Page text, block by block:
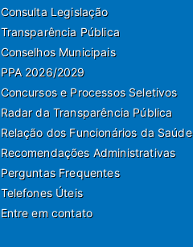
Consulta Legislação
Transparência Pública
Conselhos Municipais
PPA 2026/2029
Concursos e Processos Seletivos
Radar da Transparência Pública
Relação dos Funcionários da Saúde
Recomendações Administrativas
Perguntas Frequentes
Telefones Úteis
Entre em contato